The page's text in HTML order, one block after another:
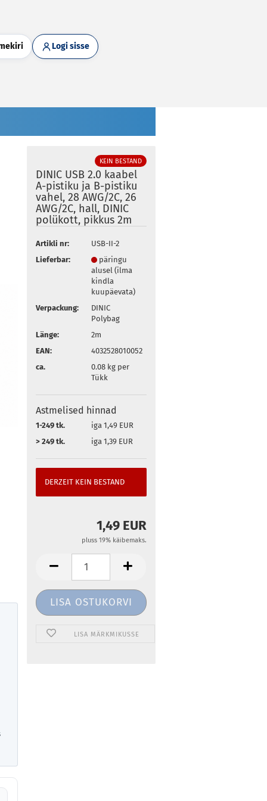
Logi sisse
KEIN BESTAND
DINIC USB 2.0 kaabel
A-pistiku ja B-pistiku
vahel, 28 AWG/2C, 26
AWG/2C, hall, DINIC
polükott, pikkus 2m
Artikli nr:
USB-II-2
Lieferbar:
päringu
alusel (ilma
kindla
kuupäevata)
Verpackung:
DINIC
Polybag
Länge:
2m
EAN:
4032528010052
ca.
0.08kg per
Tükk
Astmelised hinnad
1-249 tk.
iga 1,49 EUR
> 249 tk.
iga 1,39 EUR
DERZEIT KEIN BESTAND
1,49 EUR
pluss 19% käibemaks.
LISA MÄRKMIKUSSE